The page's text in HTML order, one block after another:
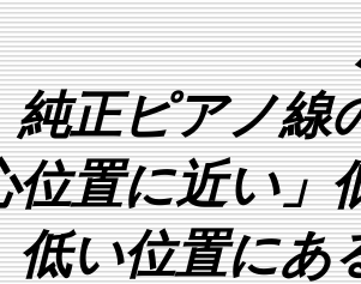
純正ピアノ線
位置に近い」
低い位置にあ